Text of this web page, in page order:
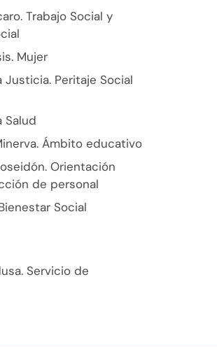
Trabajo Social y
Mujer
Justicia. Peritaje Social
Salud
Ámbito educativo
Orientación
de personal
Social
Servicio de